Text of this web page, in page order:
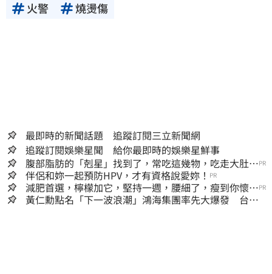
火警 燒燙傷
最即時的新聞話題 追蹤訂閱三立新聞網
追蹤訂閱娛樂星聞 給你最即時的娛樂星鮮事
腹部脂肪的「剋星」找到了，常吃這幾物，吃走大肚
囊，瘦出小蠻腰
PR
伴侶和妳一起預防HPV，才有資格說愛妳！ PR
減肥首選，檸檬加它，堅持一週，腰細了，瘦到你懷疑
人生
PR
黃仁勳點名「下一波浪潮」鴻海集團率先大爆發 台股